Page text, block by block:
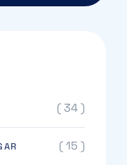
( 34 )
( 15 )